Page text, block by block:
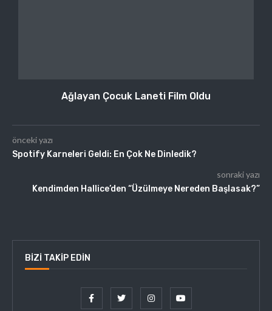
Ağlayan Çocuk Laneti Film Oldu
önceki yazı
Spotify Karneleri Geldi: En Çok Ne Dinledik?
sonraki yazı
Kendimden Hallice’den “Üzülmeye Nereden Başlasak?”
BIZI TAKIP EDIN